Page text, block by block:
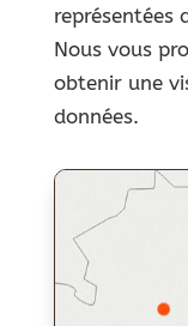
représentées
Nous vous
obtenir une
données.